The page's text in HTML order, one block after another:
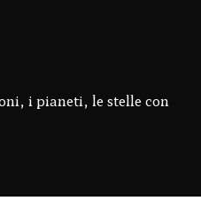
i pianeti, le stelle con